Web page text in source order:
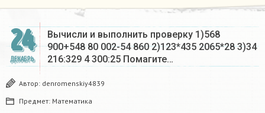
24
ДЕКАБРЬ
Вычисли и выполнить проверку 1)568
900+548 80 002-54 860 2)123*435 2065*28 3)34
216:329 4 300:25 Помагите…
Автор: denromenskiy4839
Предмет: Математика